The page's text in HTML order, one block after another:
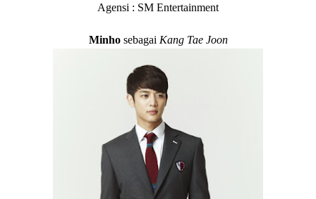
Agensi : SM Entertainment
Minhosebagai Kang Tae Joon